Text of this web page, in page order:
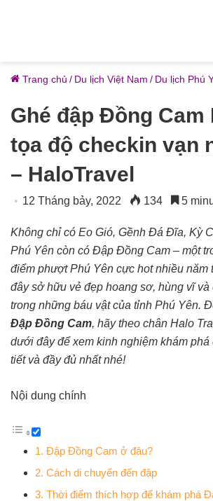
Trang chủ / Du lịch Việt Nam / Du lịch Phú
Ghé đập Đồng Cam
tọa độ checkin vạn
– HaloTravel
12 Tháng bảy, 2022 134 5
Không chỉ có Eo Gió, Gềnh Đá Đĩa, Kỳ
Phú Yên còn có Đập Đồng Cam – một
điểm phượt Phú Yên cực hot nhiều năm
đây sở hữu vẻ đẹp hoang sơ, hùng vĩ
trong những báu vật của tỉnh Phú Yên.
Đập Đồng Cam, hãy theo chân Halo
dưới đây để xem kinh nghiệm khám
tiết và đầy đủ nhất nhé!
Nội dung chính
1. Đập Đồng Cam ở đâu?
2. Cách di chuyển đến đập
3. Thời điểm thích hợp để khám phá